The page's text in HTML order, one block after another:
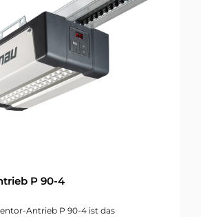
P 90-4
Antrieb P 90-4 ist das